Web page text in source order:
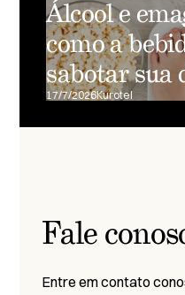
Álcool e
como a
sabotar sua
17/7/2026Kurotel
Fale
Entre em contato